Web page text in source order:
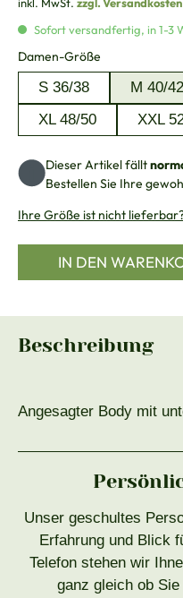
Sofort versandfertig, in 1-3
Damen-Größe
S 36/38 M 40/42
XL 48/50
XXL
Dieser Artikel fällt
Bestellen Sie Ihre
Ihre Größe ist nicht
IN DEN
Beschreibung
Angesagter Body mit
Unser geschultes
Erfahrung und Blick
Telefon stehen wir
ganz gleich ob